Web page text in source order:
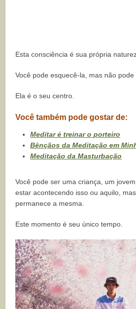
Esta consciência é sua própria
Você pode esquecê-la, mas não pode
Ela é o seu centro.
Você também pode gostar de:
Meditar é treinar o porteiro
Bênçãos da Meditação em
Meditação da Masturbação
Você pode ser uma criança, um
estar acontecendo isso ou aquilo,
permanece a mesma.
Este momento é seu único tempo.